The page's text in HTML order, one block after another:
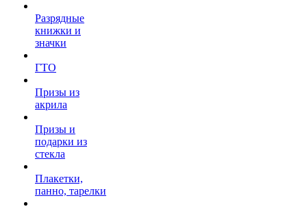
Разрядные
книжки и
значки
ГТО
Призы из
акрила
Призы и
подарки из
стекла
Плакетки,
панно, тарелки